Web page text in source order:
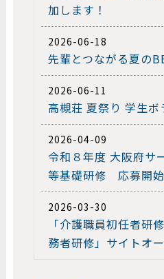
加します！
2026-06-18
先輩とつながる夏の
2026-06-11
高槻荘 夏祭り 学生ボ
2026-04-09
令和８年度 大阪府サ
等基礎研修 応募開始
2026-03-30
「介護職員初任者研
務者研修」サイトオ